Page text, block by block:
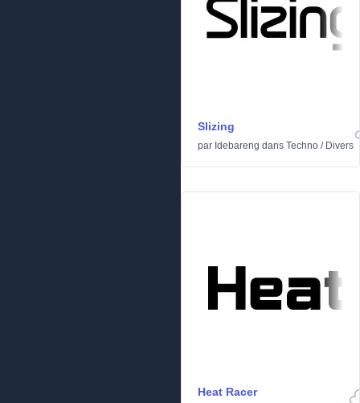
Slizing
par Idebareng dans Techno / Divers
Heat Racer